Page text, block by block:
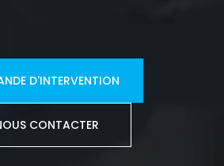
D'INTERVENTION
CONTACTER